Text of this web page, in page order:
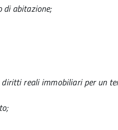
di abitazione;
reali immobiliari per un